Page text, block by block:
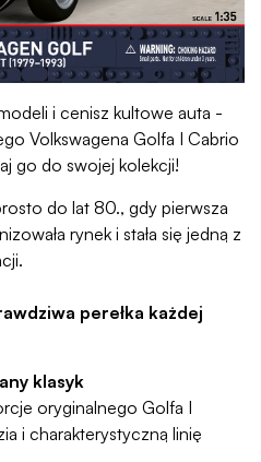
i cenisz kultowe auta -
Volkswagena Golfa I Cabrio
go do swojej kolekcji!
do lat 80., gdy pierwsza
rynek i stała się jedną z
perełka każdej
klasyk
oryginalnego Golfa I
i charakterystyczną linię